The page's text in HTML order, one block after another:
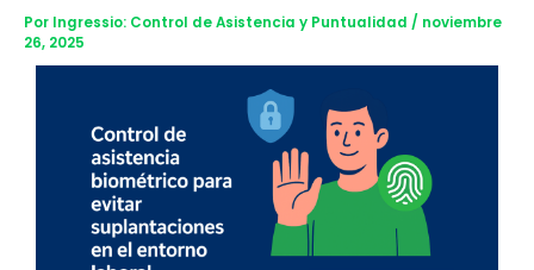
Por Ingressio: Control de Asistencia y Puntualidad / noviembre
26, 2025